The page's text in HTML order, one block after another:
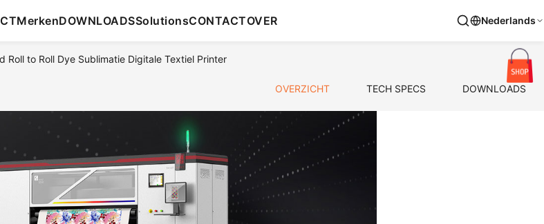
MerkenDOWNLOADSSolutionsCONTACTOVER Nederlands
Roll to Roll Dye Sublimatie Digitale Textiel Printer
OVERZICHT TECH SPECS DOWNLOADS